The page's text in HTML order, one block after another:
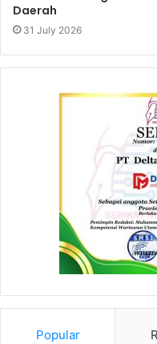
Daerah
31 July 2026
Popular